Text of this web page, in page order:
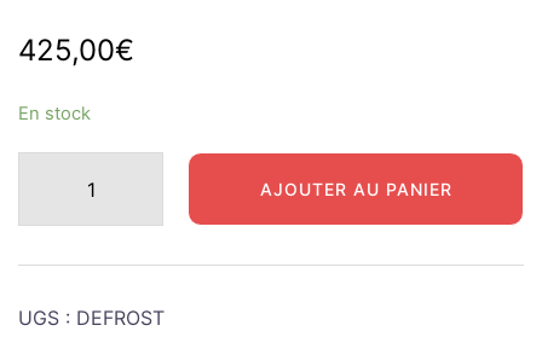
425,00€
En stock
WC54
Moteur
dégivrage
AJOUTER AU PANIER
UGS : DEFROST